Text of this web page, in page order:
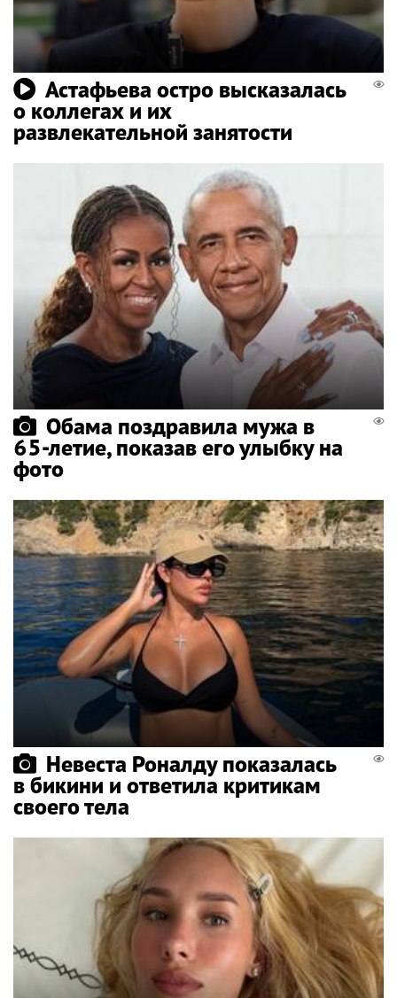
Астафьева остро высказалась
о коллегах и их
развлекательной занятости
Обама поздравила мужа в
65-летие, показав его улыбку на
фото
Невеста Роналду показалась
в бикини и ответила критикам
своего тела